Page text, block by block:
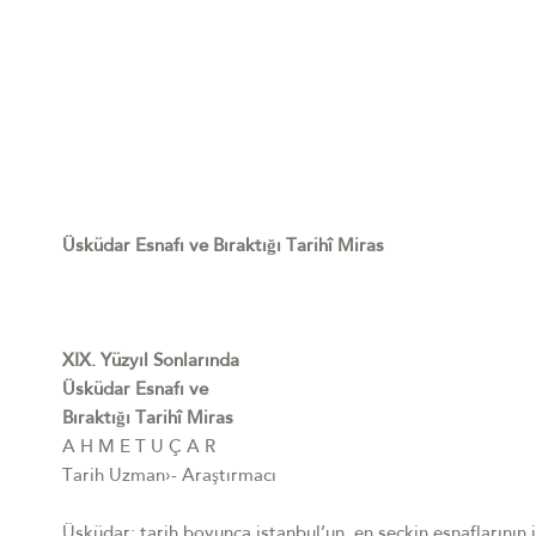
Üsküdar Esnafı ve Bıraktığı Tarihî Miras
XIX. Yüzyıl Sonlarında
Üsküdar Esnafı ve
Bıraktığı Tarihî Miras
A H M E T U Ç A R
Tarih Uzman›- Araştırmacı